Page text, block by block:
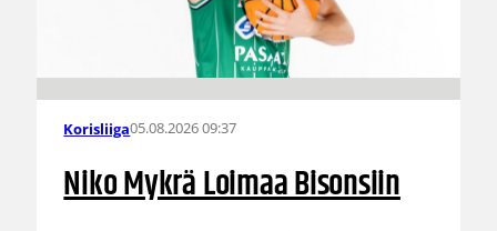
Korisliiga05.08.2026 09:37
Niko Mykrä Loimaa Bisonsiin